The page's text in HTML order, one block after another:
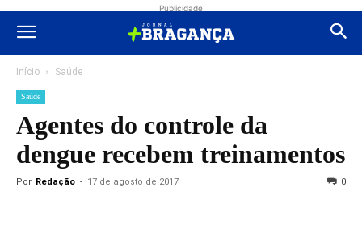
Publicidade
Início Saúde
Saúde
Agentes do controle da
dengue recebem treinamentos
Por Redação - 17 de agosto de 2017 0